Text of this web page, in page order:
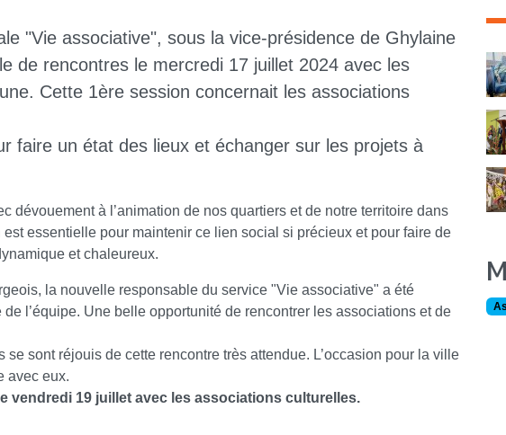
"Vie associative", sous la vice-présidence de Ghylaine
de rencontres le mercredi 17 juillet 2024 avec les
Cette 1ère session concernait les associations
faire un état des lieux et échanger sur les projets à
dévouement à l’animation de nos quartiers et de notre territoire dans
essentielle pour maintenir ce lien social si précieux et pour faire de
et chaleureux.
la nouvelle responsable du service "Vie associative" a été
l’équipe. Une belle opportunité de rencontrer les associations et de
se sont réjouis de cette rencontre très attendue. L’occasion pour la ville
avec eux.
vendredi 19 juillet avec les associations culturelles.